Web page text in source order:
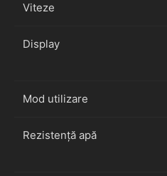
Viteze
Display
Mod utilizare
Rezistență apă